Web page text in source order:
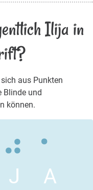
Ilija in
sich aus Punkten
Blinde und
können.
J A